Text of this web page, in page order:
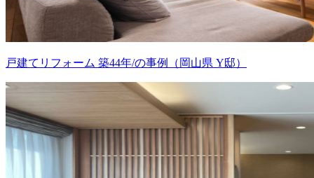
戸建てリフォーム 築44年/の事例（岡山県 Y邸）